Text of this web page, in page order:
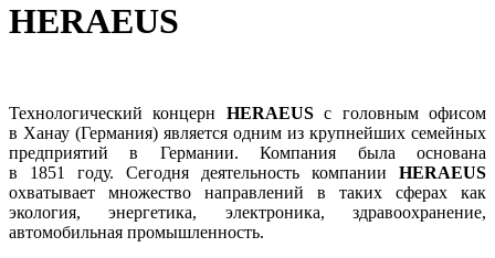
HERAEUS
Технологический концерн HERAEUSс головным офисом
в Ханау (Германия) является одним из крупнейших семейных
предприятий в Германии. Компания была основана
в 1851 году. Сегодня деятельность компании HERAEUS
охватывает множество направлений в таких сферах как
экология, энергетика, электроника, здравоохранение,
автомобильная промышленность.